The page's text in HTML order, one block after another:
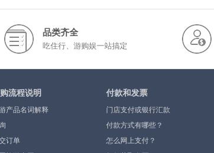
品类齐全
吃住行、游购娱一站搞定
流程说明
产品名词解释
订单
付款和发票
门店支付或银行汇款
付款方式有哪些？
怎么网上支付？